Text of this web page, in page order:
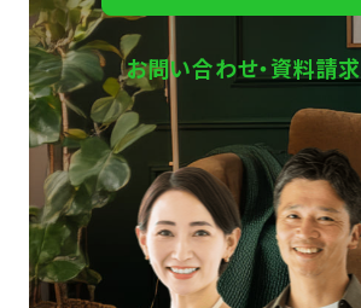
お問い合わせ・資料請求